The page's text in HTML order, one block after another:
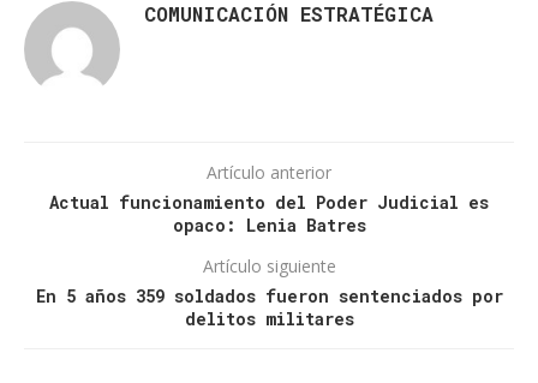
COMUNICACIÓN ESTRATÉGICA
Artículo anterior
Actual funcionamiento del Poder Judicial es
opaco: Lenia Batres
Artículo siguiente
En 5 años 359 soldados fueron sentenciados por
delitos militares